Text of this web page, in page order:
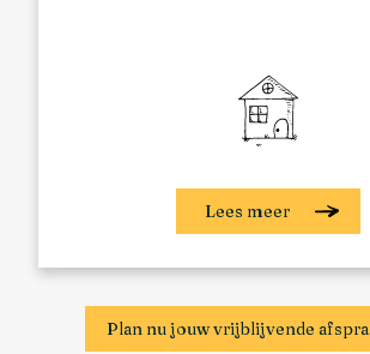
Lees meer
Plan nu jouw vrijblijvende